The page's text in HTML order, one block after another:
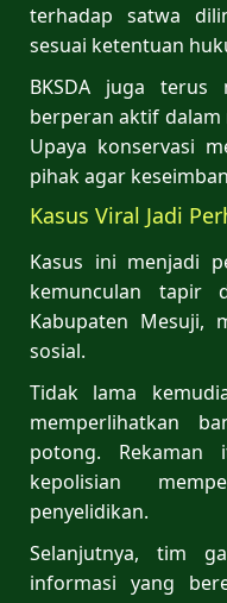
terhadap satwa
sesuai ketentuan
BKSDA juga terus
berperan aktif dalam
Upaya konservasi
pihak agar
Kasus Viral Jadi
Kasus ini menjadi
kemunculan tapir
Kabupaten Mesuji,
sosial.
Tidak lama
memperlihatkan
potong. Rekaman
kepolisian
penyelidikan.
Selanjutnya, tim
informasi yang